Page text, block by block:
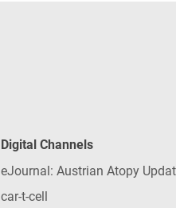
Digital Channels
eJournal: Austrian Atopy
car-t-cell